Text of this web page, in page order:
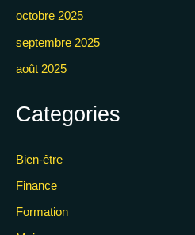
octobre 2025
septembre 2025
août 2025
Categories
Bien-être
Finance
Formation